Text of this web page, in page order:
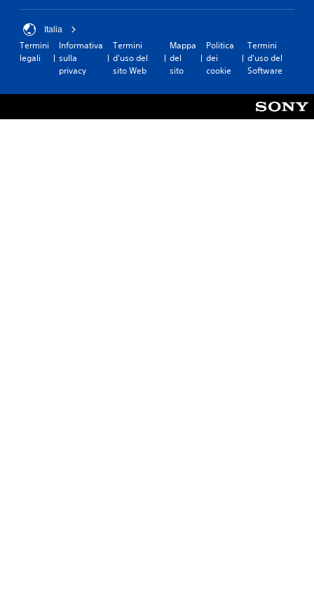
Italia
Termini
legali
Informativa
sulla
privacy
Termini
d'uso del
sito Web
Mappa
del
sito
Politica
dei
cookie
Termini
d'uso del
Software